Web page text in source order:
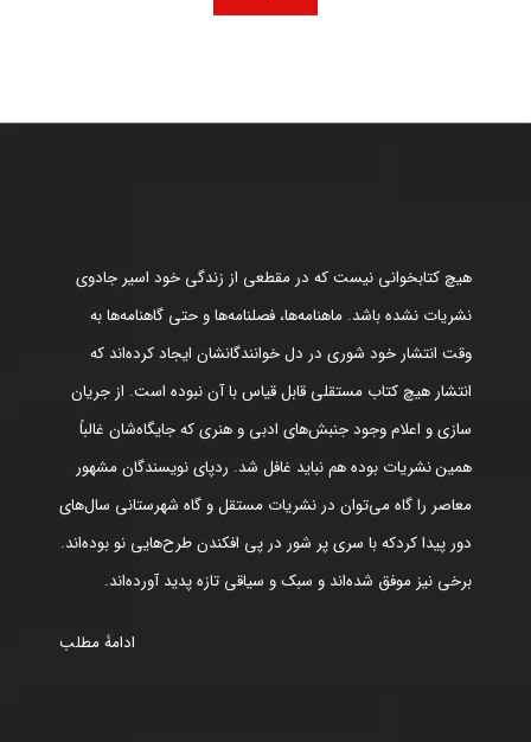
هیچ کتابخوانی نیست که در مقطعی از زندگی خود اسیر جادوی
نشریات نشده باشد. ماهنامه‌ها، فصلنامه‌ها و حتی گاهنامه‌ها به
وقت انتشار خود شوری در دل خوانندگانشان ایجاد کرده‌اند که
انتشار هیچ کتاب مستقلی قابل قیاس با آن نبوده است. از جریان
سازی و اعلام وجود جنبش‌های ادبی و هنری که جایگاه‌شان غالباً
همین نشریات بوده هم نباید غافل شد. ردپای نویسندگان مشهور
معاصر را گاه می‌توان در نشریات مستقل و گاه شهرستانی سال‌های
دور پیدا کردکه با سری پر شور در پی افکندن طرح‌هایی نو بوده‌اند.
برخی نیز موفق شده‌اند و سبک و سیاقی تازه پدید آورده‌اند.
ادامۀ مطلب